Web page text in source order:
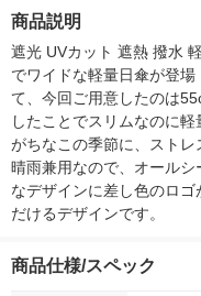
商品説明
遮光 UVカット 遮熱 撥水
でワイドな軽量日傘が登
て、今回ご用意したのは
したことでスリムなのに
がちなこの季節に、ストレ
晴雨兼用なので、オール
なデザインに差し色のロ
だけるデザインです。
商品仕様/スペック